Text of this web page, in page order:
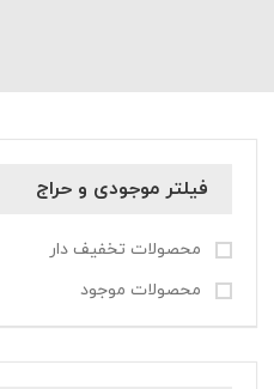
فیلتر موجودی و حراج
محصولات تخفیف دار
محصولات موجود